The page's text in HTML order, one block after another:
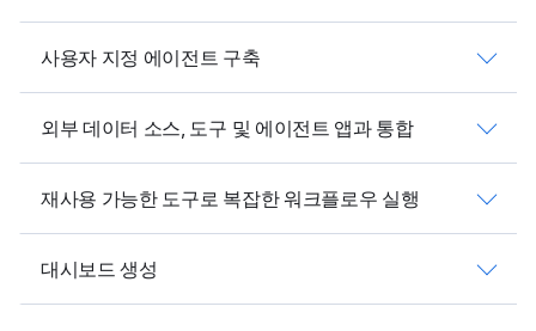
사용자 지정 에이전트 구축
외부 데이터 소스, 도구 및 에이전트 앱과 통합
재사용 가능한 도구로 복잡한 워크플로우 실행
대시보드 생성